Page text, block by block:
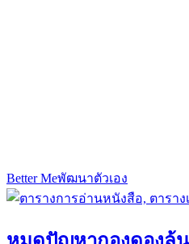
Better Meพัฒนาตัวเอง